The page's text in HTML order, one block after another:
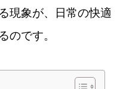
現象が、日常の快適
のです。